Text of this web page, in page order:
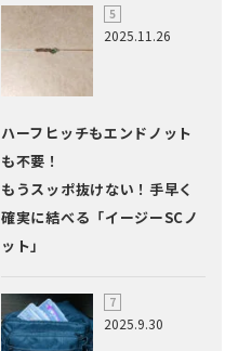
2025.11.26
ハーフヒッチもエンドノット
も不要！
もうスッポ抜けない！手早く
確実に結べる「イージーSCノ
ット」
2025.9.30